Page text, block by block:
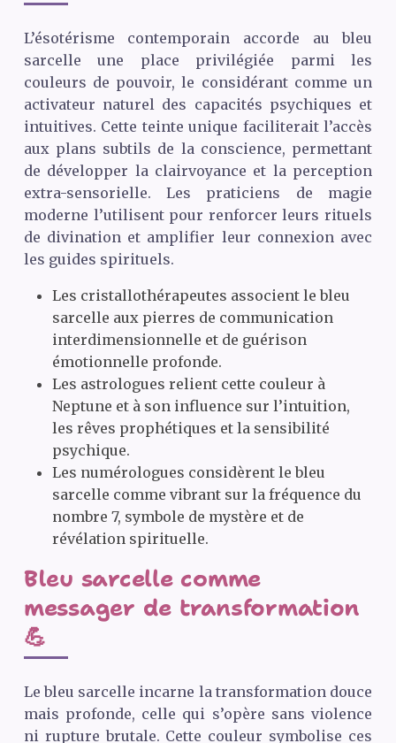
L’ésotérisme contemporain accorde au bleu
sarcelle une place privilégiée parmi les
couleurs de pouvoir, le considérant comme un
activateur naturel des capacités psychiques et
intuitives. Cette teinte unique faciliterait l’accès
aux plans subtils de la conscience, permettant
de développer la clairvoyance et la perception
extra-sensorielle. Les praticiens de magie
moderne l’utilisent pour renforcer leurs rituels
de divination et amplifier leur connexion avec
les guides spirituels.
Les cristallothérapeutes associent le bleu
sarcelle aux pierres de communication
interdimensionnelle et de guérison
émotionnelle profonde.
Les astrologues relient cette couleur à
Neptune et à son influence sur l’intuition,
les rêves prophétiques et la sensibilité
psychique.
Les numérologues considèrent le bleu
sarcelle comme vibrant sur la fréquence du
nombre 7, symbole de mystère et de
révélation spirituelle.
Bleu sarcelle comme
messager de transformation
💪
Le bleu sarcelle incarne la transformation douce
mais profonde, celle qui s’opère sans violence
ni rupture brutale. Cette couleur symbolise ces